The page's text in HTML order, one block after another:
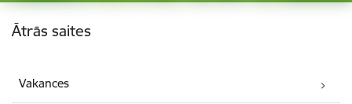
Kājene
Ātrās saites
Vakances